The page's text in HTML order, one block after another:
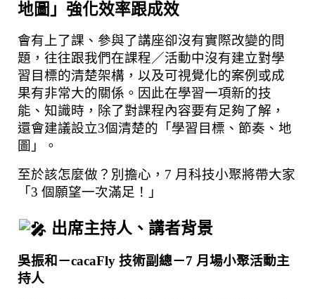
地圖」強化效率跟成效
會有上了課、參與了講座卻沒有實際改變的問
題，往往跟我們在課程／活動中沒有建立對學
習目標的清楚架構，以及可視覺化的案例或成
果有非常大的關係。因此在學習一項新的技
能、知識時，除了對課程內容要有足夠了解，
還會建議設立3個清楚的「學習目標、節奏、地
圖」。
至於該怎麼做？別擔心，7 月科技小聚將帶大家
「3 個願望一次滿足！」
出席主持人、講者背景
吳振和－cacaFly 技術副總－7 月場小聚活動主
持人